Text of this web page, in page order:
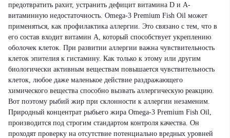
предотвратить рахит, устранить дефицит витамина D и А-
витаминную недостаточность. Omega-3 Premium Fish Oil может
применяться, как профилактика аллергии. Это связано с тем, что в
его состав входит витамин А, который способствует укреплению
оболочек клеток. При развитии аллергии важна чувствительность
клеток эпителия к гистамину. Как только к этому или другим
биологически активным веществам повышается чувствительность
клеток, любое даже маленькое действие раздражающего
химического вещества способно вызвать аллергическую реакцию.
Вот поэтому рыбий жир при склонности к аллергии незаменим.
Природный концентрат рыбьего жира Omega-3 Premium Fish Oil,
производится под строгим стандартом контроля качества. Он
проходят проверку на отсутствие потенциально вредных уровней